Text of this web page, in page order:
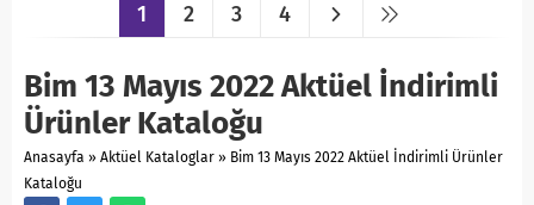
1 2 3 4
Bim 13 Mayıs 2022 Aktüel İndirimli
Ürünler Kataloğu
Anasayfa » Aktüel Kataloglar » Bim 13 Mayıs 2022 Aktüel İndirimli Ürünler
Kataloğu